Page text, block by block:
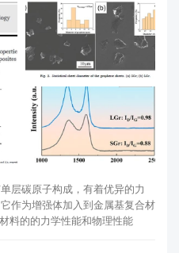
层碳原子构成，有着优异的力
作为增强体加入到金属基复合材
料的的力学性能和物理性能